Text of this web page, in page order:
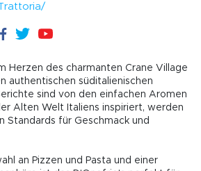
Herzen des charmanten Crane Village
authentischen süditalienischen
sind von den einfachen Aromen
Alten Welt Italiens inspiriert, werden
Standards für Geschmack und
an Pizzen und Pasta und einer